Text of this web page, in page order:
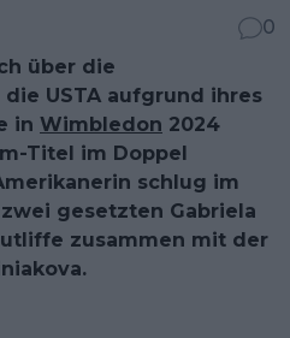
0
über die
USTA aufgrund ihres
in Wimbledon 2024
Titel im Doppel
schlug im
gesetzten Gabriela
zusammen mit der